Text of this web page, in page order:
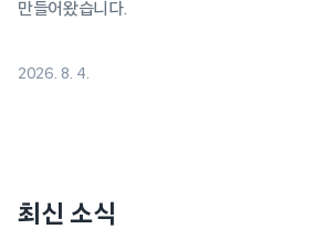
만들어왔습니다.
2026. 8. 4.
최신 소식